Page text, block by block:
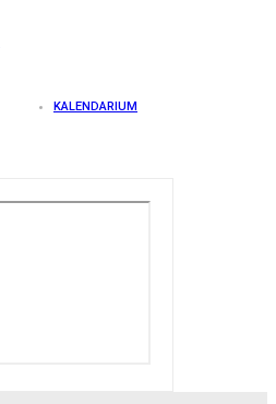
KALENDARIUM